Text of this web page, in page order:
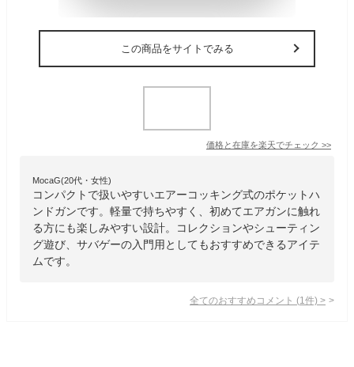
この商品をサイトでみる
価格と在庫を楽天でチェック >>
MocaG(20代・女性)
コンパクトで扱いやすいエアーコッキング式のポケットハ
ンドガンです。軽量で持ちやすく、初めてエアガンに触れ
る方にも楽しみやすい設計。コレクションやシューティン
グ遊び、サバゲーの入門用としてもおすすめできるアイテ
ムです。
全てのおすすめコメント (1 件) >